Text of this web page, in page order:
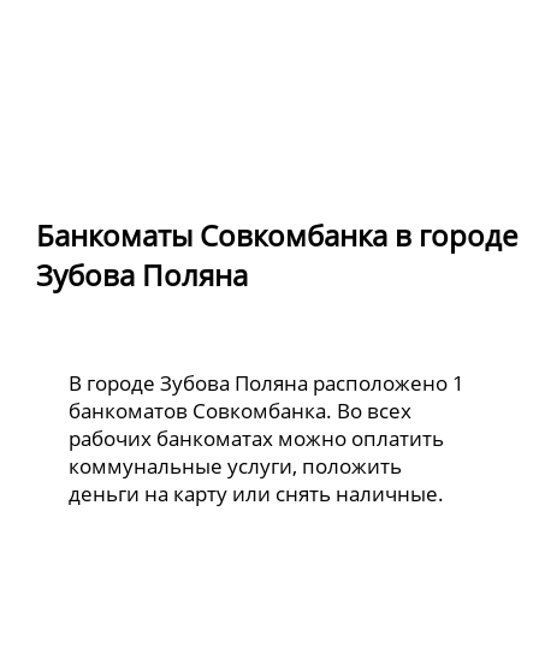
Банкоматы Совкомбанка в городе
Зубова Поляна
В городе Зубова Поляна расположено 1
банкоматов Совкомбанка. Во всех
рабочих банкоматах можно оплатить
коммунальные услуги, положить
деньги на карту или снять наличные.